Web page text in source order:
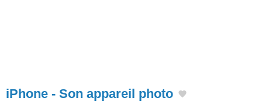
iPhone - Son appareil photo